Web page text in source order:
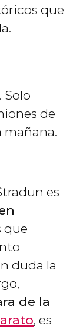
que
. Solo
de
mañana.
es
que
duda la
de la
, es